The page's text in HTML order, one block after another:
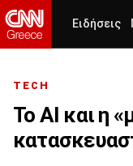
Ειδήσεις
TECH
To AI και η